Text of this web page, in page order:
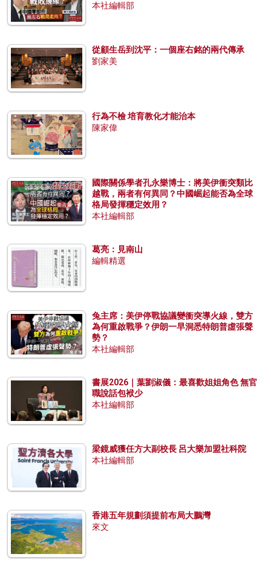
本社編輯部
從顧生岳到沈平：一個座右銘的兩代傳承
劉家美
行為不檢 培育教化才能治本
陳家偉
國際關係學者孔永樂博士：將美伊衝突類比
越戰，兩者有何異同？中國崛起能否為全球
格局發揮穩定效用？
本社編輯部
葛亮：見南山
編輯精選
兔主席：美伊停戰協議變衝突導火線，雙方
為何重啟戰爭？伊朗一早洞悉特朗普虛張聲
勢？
本社編輯部
書展2026｜葉劉淑儀：最喜歡姐姐角色 無官
職說話包袱少
本社編輯部
梁鏡威獲任方大副校長 呂大樂加盟社科院
本社編輯部
香港五年規劃須提前布局大鵬灣
來文